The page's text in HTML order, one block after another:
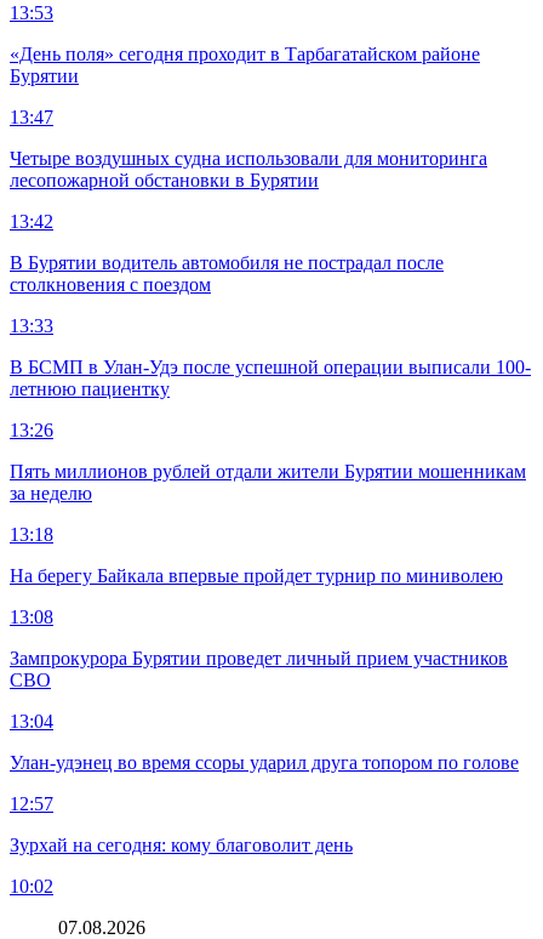
13:53
«День поля» сегодня проходит в Тарбагатайском районе
Бурятии
13:47
Четыре воздушных судна использовали для мониторинга
лесопожарной обстановки в Бурятии
13:42
В Бурятии водитель автомобиля не пострадал после
столкновения с поездом
13:33
В БСМП в Улан-Удэ после успешной операции выписали 100-
летнюю пациентку
13:26
Пять миллионов рублей отдали жители Бурятии мошенникам
за неделю
13:18
На берегу Байкала впервые пройдет турнир по миниволею
13:08
Зампрокурора Бурятии проведет личный прием участников
СВО
13:04
Улан-удэнец во время ссоры ударил друга топором по голове
12:57
Зурхай на сегодня: кому благоволит день
10:02
07.08.2026